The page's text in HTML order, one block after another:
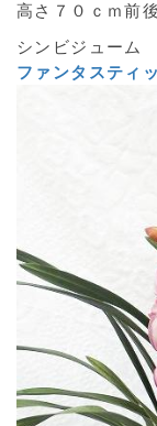
高さ７０ｃｍ前後
シンビジューム
ファンタスティ